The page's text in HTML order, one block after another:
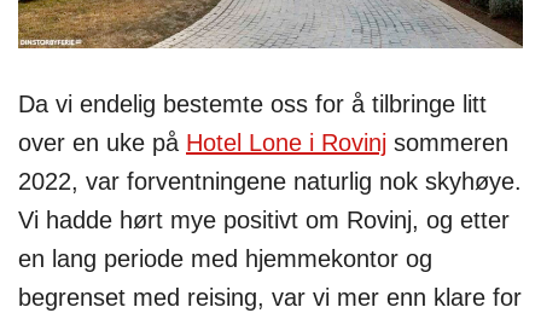
Da vi endelig bestemte oss for å tilbringe litt
over en uke på Hotel Lone i Rovinj sommeren
2022, var forventningene naturlig nok skyhøye.
Vi hadde hørt mye positivt om Rovinj, og etter
en lang periode med hjemmekontor og
begrenset med reising, var vi mer enn klare for